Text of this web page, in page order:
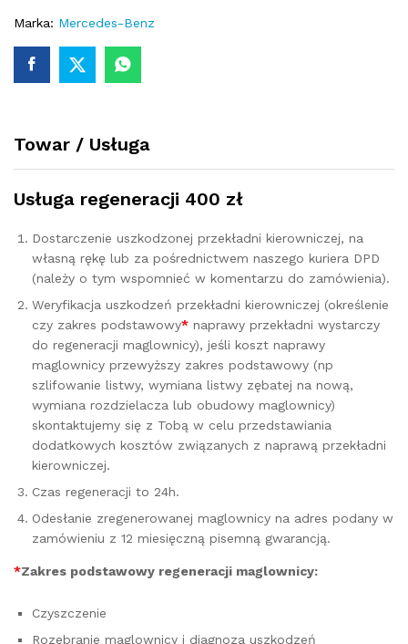
A
1997
-
Marka: Mercedes-Benz
Towar / Usługa
Usługa regeneracji 400 zł
Dostarczenie uszkodzonej przekładni kierowniczej, na
własną rękę lub za pośrednictwem naszego kuriera DPD
(należy o tym wspomnieć w komentarzu do zamówienia).
Weryfikacja uszkodzeń przekładni kierowniczej (określenie
czy zakres podstawowy* naprawy przekładni wystarczy
do regeneracji maglownicy), jeśli koszt naprawy
maglownicy przewyższy zakres podstawowy (np
szlifowanie listwy, wymiana listwy zębatej na nową,
wymiana rozdzielacza lub obudowy maglownicy)
skontaktujemy się z Tobą w celu przedstawiania
dodatkowych kosztów związanych z naprawą przekładni
kierowniczej.
Czas regeneracji to 24h.
Odesłanie zregenerowanej maglownicy na adres podany w
zamówieniu z 12 miesięczną pisemną gwarancją.
*Zakres podstawowy regeneracji maglownicy:
Czyszczenie
Rozebranie maglownicy i diagnoza uszkodzeń